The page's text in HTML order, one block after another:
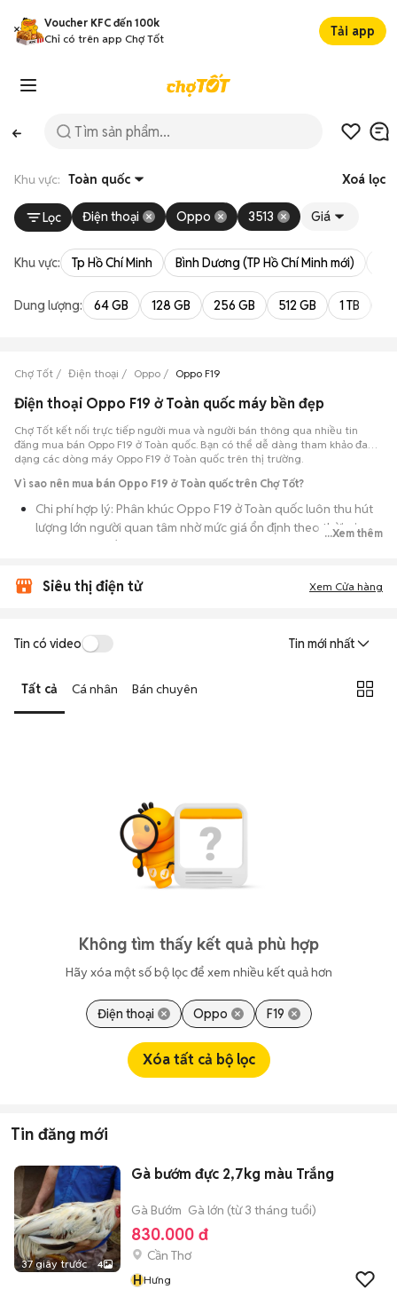
Voucher KFC đến 100k
Chỉ có trên app Chợ Tốt
Tải app
Khu vực: Toàn quốc Xoá lọc
Lọc Điện thoại Oppo 3513 Giá
Khu vực: Tp Hồ Chí Minh Bình Dương (TP Hồ Chí Minh mới)
Dung lượng: 64 GB 128 GB 256 GB 512 GB 1 TB
Chợ Tốt Điện thoại Oppo Oppo F19
Điện thoại Oppo F19 ở Toàn quốc máy bền đẹp
Chợ Tốt kết nối trực tiếp người mua và người bán thông qua nhiều tin
đăng mua bán Oppo F19 ở Toàn quốc. Bạn có thể dễ dàng tham khảo đa
dạng các dòng máy Oppo F19 ở Toàn quốc trên thị trường.
Vì sao nên mua bán Oppo F19 ở Toàn quốc trên Chợ Tốt?
Chi phí hợp lý: Phân khúc Oppo F19 ở Toàn quốc luôn thu hút
lượng lớn người quan tâm nhờ mức giá ổn định theo thời gian,
phù hợp với số đông.
quốc cung cấp cho bạn nhiều lựa chọn về tỷ lệ phần trăm pin,
Giao dịch thực tế: Việc gặp nhau trực tiếp giúp bạn có thời
...Xem thêm
Siêu thị điện tử Xem Cửa hàng
Tin có video Tin mới nhất
Tất cả Cá nhân Bán chuyên
Không tìm thấy kết quả phù hợp
Hãy xóa một số bộ lọc để xem nhiều kết quả hơn
Điện thoại Oppo F19
Xóa tất cả bộ lọc
Tin đăng mới
37 giây trước 4
Gà bướm đực 2,7kg màu Trắng
Gà Bướm Gà lớn (từ 3 tháng tuổi)
830.000 đ
Cần Thơ
HHưng